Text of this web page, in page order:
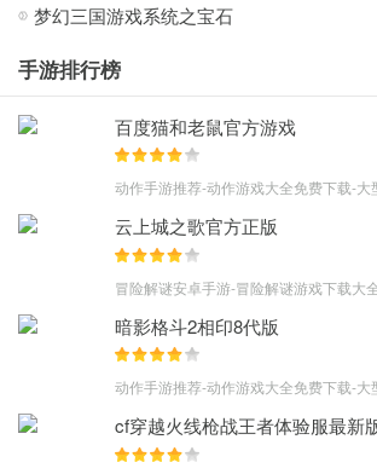
过瘾，多样化战斗模式竞技场，策略为王，百
图等你战
梦幻三国游戏系统之宝石
手游排行榜
百度猫和老鼠官方游戏
动作手游推荐-动作游戏大全免费下载-大
云上城之歌官方正版
冒险解谜安卓手游-冒险解谜游戏下载大
暗影格斗2相印8代版
动作手游推荐-动作游戏大全免费下载-大
cf穿越火线枪战王者体验服最新